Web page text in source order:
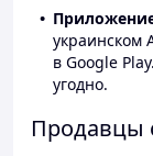
украинском
в Google
угодно.
Продавцы